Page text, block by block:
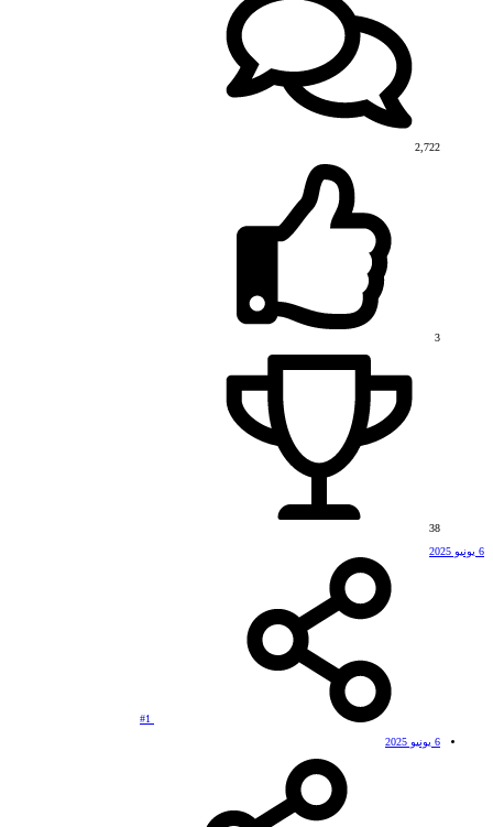
2,722
3
38
6 يونيو 2025
#1
6 يونيو 2025